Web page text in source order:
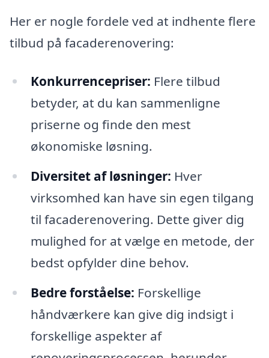
Her er nogle fordele ved at indhente flere
tilbud på facaderenovering:
Konkurrencepriser: Flere tilbud
betyder, at du kan sammenligne
priserne og finde den mest
økonomiske løsning.
Diversitet af løsninger: Hver
virksomhed kan have sin egen tilgang
til facaderenovering. Dette giver dig
mulighed for at vælge en metode, der
bedst opfylder dine behov.
Bedre forståelse: Forskellige
håndværkere kan give dig indsigt i
forskellige aspekter af